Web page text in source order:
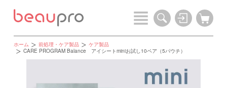
ホーム 前処理・ケア製品
ケア製品
CARE PROGRAM Balance アイシートminiお試し10ペア（5パウチ）